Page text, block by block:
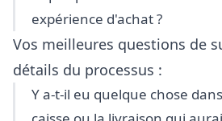
expérience d'achat ?
Vos meilleures questions de
détails du processus :
Y a-t-il eu quelque chose